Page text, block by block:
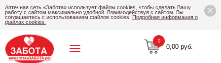
×
Аптечная сеть «Забота» использует файлы cookies, чтобы сделать Вашу
работу с сайтом максимально удобной. Взаимодействуя с сайтом, Вы
соглашаетесь с использованием файлов cookies. Подробная информация о
файлах cookies.
0,00 руб.
0